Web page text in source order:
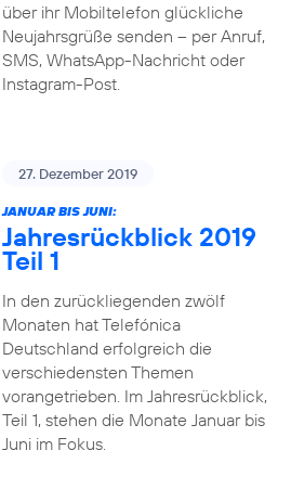
über ihr Mobiltelefon glückliche
Neujahrsgrüße senden – per Anruf,
SMS, WhatsApp-Nachricht oder
Instagram-Post.
27. Dezember 2019
JANUAR BIS JUNI:
Jahresrückblick 2019
Teil 1
In den zurückliegenden zwölf
Monaten hat Telefónica
Deutschland erfolgreich die
verschiedensten Themen
vorangetrieben. Im Jahresrückblick,
Teil 1, stehen die Monate Januar bis
Juni im Fokus.